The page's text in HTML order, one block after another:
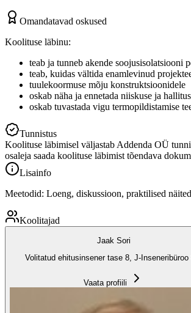
Omandatavad oskused
Koolituse läbinu:
teab ja tunneb akende soojusisolatsiooni
teab, kuidas vältida enamlevinud
tuulekoormuse mõju konstruktsioonidele
oskab näha ja ennetada niiskuse ja
oskab tuvastada vigu termopildistamise
Tunnistus
Koolituse läbimisel väljastab Addenda OÜ
osaleja saada koolituse läbimist tõendava
Lisainfo
Meetodid: Loeng, diskussioon, praktilised
Koolitajad
Jaak Sori
Volitatud ehitusinsener tase 8, J-Inseneribüroo
Vaata profiili